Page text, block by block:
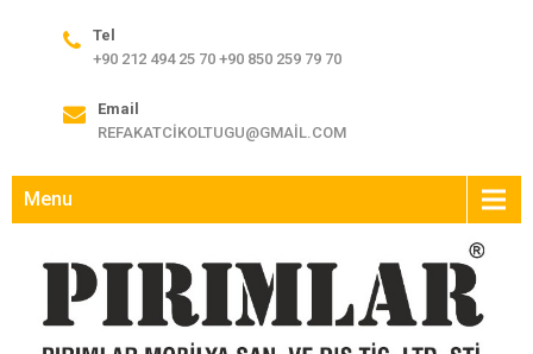
Tel
+90 212 494 25 70 +90 850 259 79 70
Email
REFAKATCIKOLTUGU@GMAIL.COM
Menu